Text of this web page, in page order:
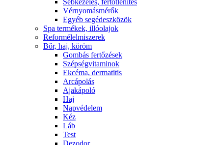
Sebkezelés, fertőtlenítés
Vérnyomásmérők
Egyéb segédeszközök
Spa termékek, illóolajok
Reformélelmiszerek
Bőr, haj, köröm
Gombás fertőzések
Szépségvitaminok
Ekcéma, dermatitis
Arcápolás
Ajakápoló
Haj
Napvédelem
Kéz
Láb
Test
Dezodor